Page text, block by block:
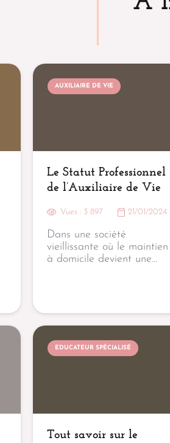
AUXILIAIRE DE VIE
Le Statut Professionnel
de l’Auxiliaire de Vie
Vues : 3 897 21/01/2024
Dans une société
vieillissante où le maintien
à domicile devient une…
EDUCATEUR SPÉCIALISÉ
Tout savoir sur le